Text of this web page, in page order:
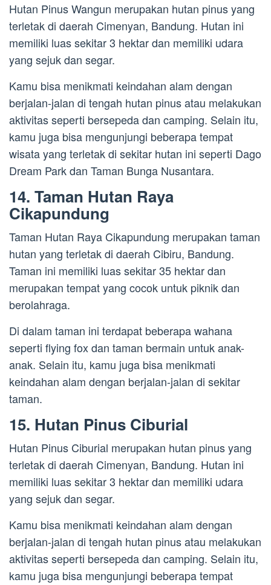
Hutan Pinus Wangun merupakan hutan pinus yang
terletak di daerah Cimenyan, Bandung. Hutan ini
memiliki luas sekitar 3 hektar dan memiliki udara
yang sejuk dan segar.
Kamu bisa menikmati keindahan alam dengan
berjalan-jalan di tengah hutan pinus atau melakukan
aktivitas seperti bersepeda dan camping. Selain itu,
kamu juga bisa mengunjungi beberapa tempat
wisata yang terletak di sekitar hutan ini seperti Dago
Dream Park dan Taman Bunga Nusantara.
14. Taman Hutan Raya
Cikapundung
Taman Hutan Raya Cikapundung merupakan taman
hutan yang terletak di daerah Cibiru, Bandung.
Taman ini memiliki luas sekitar 35 hektar dan
merupakan tempat yang cocok untuk piknik dan
berolahraga.
Di dalam taman ini terdapat beberapa wahana
seperti flying fox dan taman bermain untuk anak-
anak. Selain itu, kamu juga bisa menikmati
keindahan alam dengan berjalan-jalan di sekitar
taman.
15. Hutan Pinus Ciburial
Hutan Pinus Ciburial merupakan hutan pinus yang
terletak di daerah Cimenyan, Bandung. Hutan ini
memiliki luas sekitar 3 hektar dan memiliki udara
yang sejuk dan segar.
Kamu bisa menikmati keindahan alam dengan
berjalan-jalan di tengah hutan pinus atau melakukan
aktivitas seperti bersepeda dan camping. Selain itu,
kamu juga bisa mengunjungi beberapa tempat